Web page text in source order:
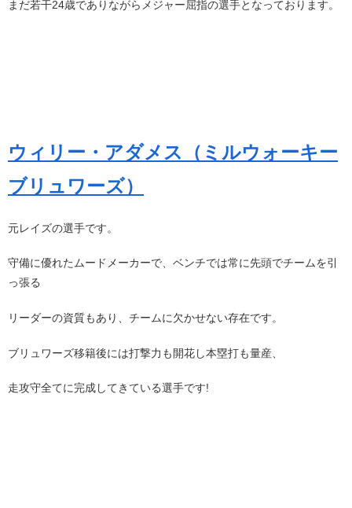
まだ若干24歳でありながらメジャー屈指の選手となっております。
ウィリー・アダメス（ミルウォーキー
ブリュワーズ）
元レイズの選手です。
守備に優れたムードメーカーで、ベンチでは常に先頭でチームを引
っ張る
リーダーの資質もあり、チームに欠かせない存在です。
ブリュワーズ移籍後には打撃力も開花し本塁打も量産、
走攻守全てに完成してきている選手です!